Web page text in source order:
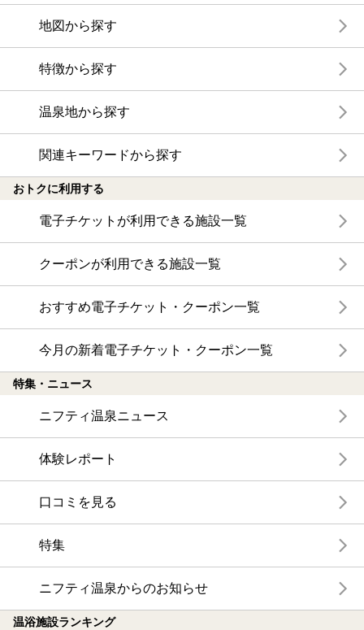
地図から探す
特徴から探す
温泉地から探す
関連キーワードから探す
おトクに利用する
電子チケットが利用できる施設一覧
クーポンが利用できる施設一覧
おすすめ電子チケット・クーポン一覧
今月の新着電子チケット・クーポン一覧
特集・ニュース
ニフティ温泉ニュース
体験レポート
口コミを見る
特集
ニフティ温泉からのお知らせ
温浴施設ランキング